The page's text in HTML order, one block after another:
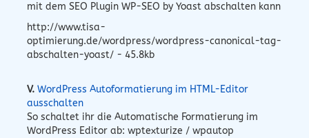
mit dem SEO Plugin WP-SEO by Yoast abschalten kann
http://www.tisa-
optimierung.de/wordpress/wordpress-canonical-tag-
abschalten-yoast/ - 45.8kb
V. WordPress Autoformatierung im HTML-Editor
ausschalten
So schaltet ihr die Automatische Formatierung im
WordPress Editor ab: wptexturize / wpautop